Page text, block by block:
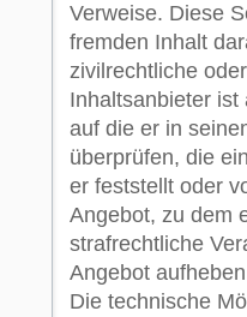
Verweise. Diese
fremden Inhalt
zivilrechtliche
Inhaltsanbieter
auf die er in
überprüfen, die
er feststellt oder
Angebot, zu dem
strafrechtliche
Angebot
Die technische